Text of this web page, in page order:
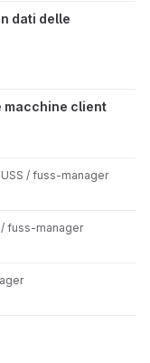
dati delle
macchine client
/ fuss-manager
/ fuss-manager